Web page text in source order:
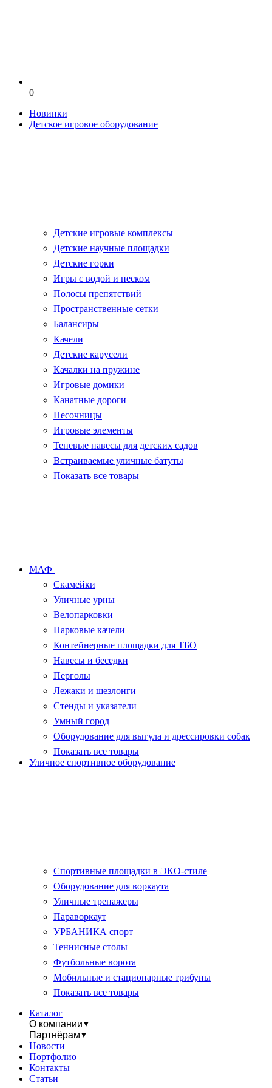
0
Новинки
Детское игровое оборудование
Детские игровые комплексы
Детские научные площадки
Детские горки
Игры с водой и песком
Полосы препятствий
Пространственные сетки
Балансиры
Качели
Детские карусели
Качалки на пружине
Игровые домики
Канатные дороги
Песочницы
Игровые элементы
Теневые навесы для детских садов
Встраиваемые уличные батуты
Показать все товары
МАФ
Скамейки
Уличные урны
Велопарковки
Парковые качели
Контейнерные площадки для ТБО
Навесы и беседки
Перголы
Лежаки и шезлонги
Стенды и указатели
Умный город
Оборудование для выгула и дрессировки собак
Показать все товары
Уличное спортивное оборудование
Спортивные площадки в ЭКО-стиле
Оборудование для воркаута
Уличные тренажеры
Параворкаут
УРБАНИКА спорт
Теннисные столы
Футбольные ворота
Мобильные и стационарные трибуны
Показать все товары
Каталог
О компании ▼
Партнёрам ▼
Новости
Портфолио
Контакты
Статьи